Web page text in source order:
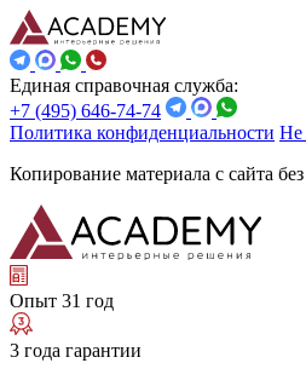
Единая справочная служба:
+7 (495) 646-74-74
Политика конфиденциальности Не
Копирование материала с сайта
Опыт 31 год
3 года гарантии